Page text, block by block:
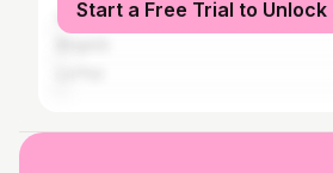
LimaStart a Free Trial to Unlock